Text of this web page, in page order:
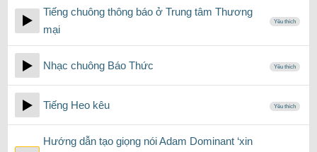
Tiếng chuông thông báo ở Trung tâm Thương
mại
Yêu thích
Nhạc chuông Báo Thức Yêu thích
Tiếng Heo kêu Yêu thích
Hướng dẫn tạo giọng nói Adam Dominant ‘xin